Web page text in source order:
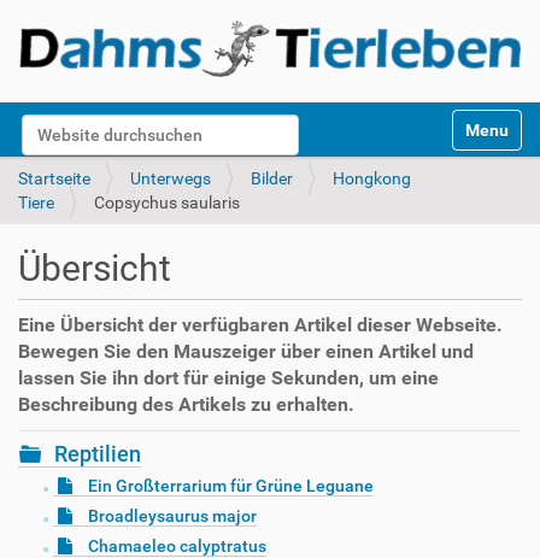
Website durchsuchen
k
Toggle
Startseite Unterwegs Bilder
Hongkong
Tiere
Copsychus saularis
Übersicht
Eine Übersicht der verfügbaren Artikel dieser Webseite.
Bewegen Sie den Mauszeiger über einen Artikel und
lassen Sie ihn dort für einige Sekunden, um eine
Beschreibung des Artikels zu erhalten.
Reptilien
Ein Großterrarium für Grüne Leguane
Broadleysaurus major
Chamaeleo calyptratus